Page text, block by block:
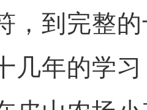
，到完整
几年的学